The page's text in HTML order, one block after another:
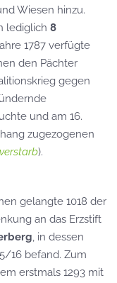
Wiesen hinzu.
lediglich 8
1787 verfügte
den Pächter
gegen
und am 16.
zugezogenen
).
gelangte 1018 der
an das Erzstift
, in dessen
16 befand. Zum
erstmals 1293 mit